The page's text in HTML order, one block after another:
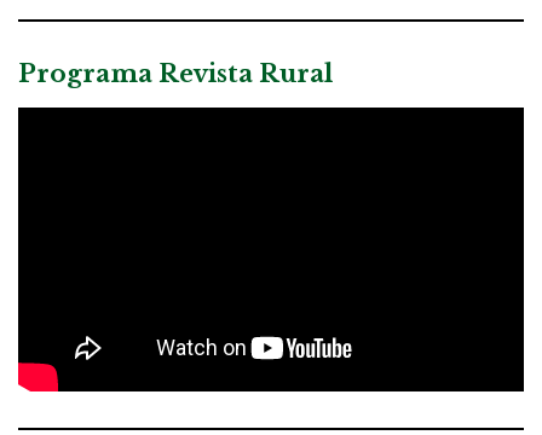
Programa Revista Rural